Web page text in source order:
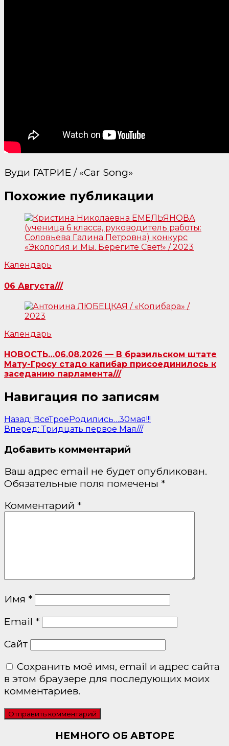
Вуди ГАТРИЕ / «Car Song»
Похожие публикации
Календарь
06 Августа///
Календарь
НОВОСТЬ…06.08.2026 — В бразильском штате
Мату-Гросу стадо капибар присоединилось к
заседанию парламента///
Навигация по записям
Назад: ВсеТроеРодились…30мая!!!
Вперед: Тридцать первое Мая///
Добавить комментарий
Ваш адрес email не будет опубликован.
Обязательные поля помечены *
Комментарий *
Имя *
Email *
Сайт
Сохранить моё имя, email и адрес сайта
в этом браузере для последующих моих
комментариев.
НЕМНОГО ОБ АВТОРЕ